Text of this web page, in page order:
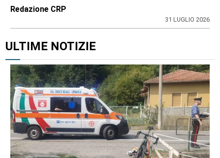
Redazione CRP
31 LUGLIO 2026
ULTIME NOTIZIE